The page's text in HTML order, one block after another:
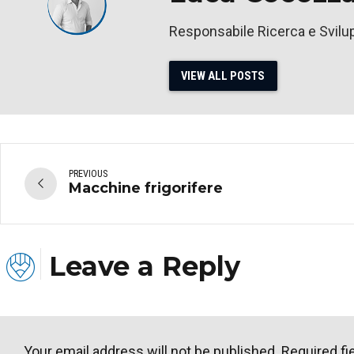
Responsabile Ricerca e
VIEW ALL POSTS
PREVIOUS
Macchine frigorifere
Leave a Reply